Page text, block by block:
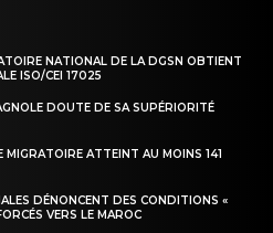
NATIONAL DE LA DGSN OBTIENT
ISO/CEI 17025
DOUTE DE SA SUPÉRIORITÉ
ATTEINT AU MOINS 141
DÉNONCENT DES CONDITIONS «
VERS LE MAROC